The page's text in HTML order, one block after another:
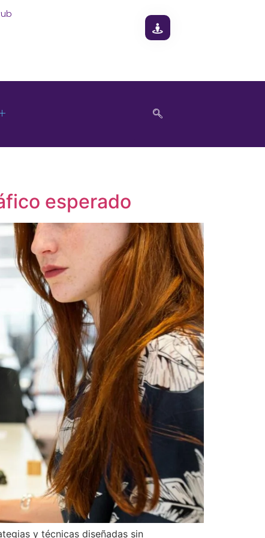
esperado
y técnicas diseñadas sin